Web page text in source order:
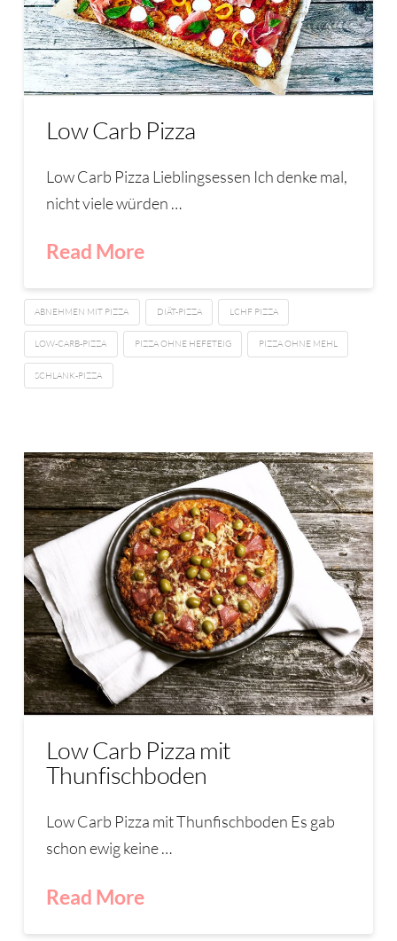
Low Carb Pizza
Low Carb Pizza Lieblingsessen Ich denke mal,
nicht viele würden …
Read More
ABNEHMEN MIT PIZZA DIÄT-PIZZA LCHF PIZZA
LOW-CARB-PIZZA PIZZA OHNE HEFETEIG PIZZA OHNE MEHL
SCHLANK-PIZZA
Low Carb Pizza mit
Thunfischboden
Low Carb Pizza mit Thunfischboden Es gab
schon ewig keine …
Read More